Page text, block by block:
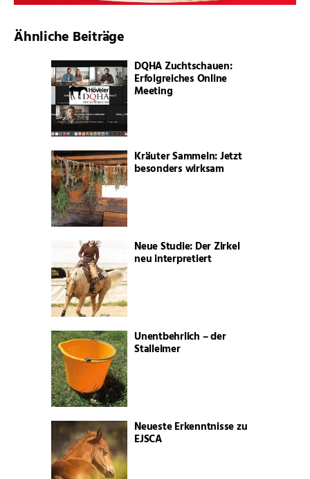
Ähnliche Beiträge
DQHA Zuchtschauen:
Erfolgreiches Online
Meeting
Kräuter Sammeln: Jetzt
besonders wirksam
Neue Studie: Der Zirkel
neu interpretiert
Unentbehrlich – der
Stalleimer
Neueste Erkenntnisse zu
EJSCA